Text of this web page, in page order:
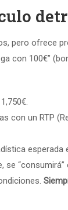
pero ofrece
con 100€”
con un RTP
esperada
se